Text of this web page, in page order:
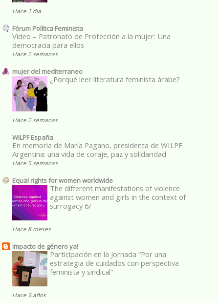
Hace 1 día
Fórum Política Feminista
Vídeo – Patronato de Protección a la mujer: Una
democracia para ellos
Hace 2 semanas
mujer del mediterraneo
¿Porqué leer literatura feminista árabe?
Hace 2 semanas
WILPF España
En memoria de María Pagano, presidenta de WILPF
Argentina: una vida de coraje, paz y solidaridad
Hace 5 semanas
Equal rights for women worldwide
The different manifestations of violence
against women and girls in the context of
surrogacy 6/
Hace 8 meses
Impacto de género ya!
Participación en la Jornada “Por una
estrategia de cuidados con perspectiva
feminista y sindical”
Hace 3 años